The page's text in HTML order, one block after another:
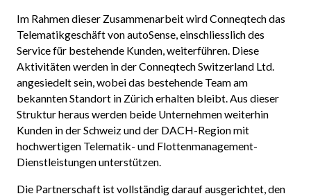
Im Rahmen dieser Zusammenarbeit wird Conneqtech das
Telematikgeschäft von autoSense, einschliesslich des
Service für bestehende Kunden, weiterführen. Diese
Aktivitäten werden in der Conneqtech Switzerland Ltd.
angesiedelt sein, wobei das bestehende Team am
bekannten Standort in Zürich erhalten bleibt. Aus dieser
Struktur heraus werden beide Unternehmen weiterhin
Kunden in der Schweiz und der DACH-Region mit
hochwertigen Telematik- und Flottenmanagement-
Dienstleistungen unterstützen.
Die Partnerschaft ist vollständig darauf ausgerichtet, den